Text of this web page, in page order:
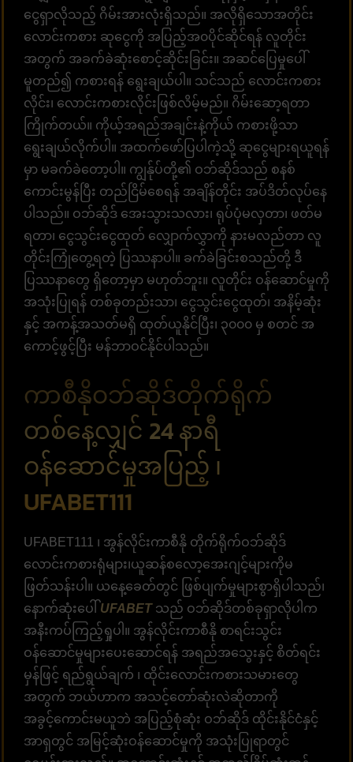
ငွေရှာလိုသည့် ဂိမ်းအားလုံးရှိသည်။ အလိုရှိသောအတိုင်း
လောင်းကစား ဆုငွေကို အပြည့်အ၀ပိုင်ဆိုင်ရန် လူတိုင်း
အတွက် အခက်ခဲဆုံးစောင့်ဆိုင်းခြင်း။ အဆင်ပြေမှုပေါ်
မူတည်၍ ကစားရန် ရွေးချယ်ပါ။ သင်သည် လောင်းကစား
လိုင်း၊ လောင်းကစားလိုင်းဖြစ်လိမ့်မည်။ ဂိမ်းဆော့ရတာ
ကြိုက်တယ်။ ကိုယ့်အရည်အချင်းနဲ့ကိုယ် ကစားဖို့သာ
ရွေးချယ်လိုက်ပါ။ အထက်ဖော်ပြပါကဲ့သို့ ဆုငွေများရယူရန်
မှာ မခက်ခဲတော့ပါ။ ကျွန်ုပ်တို့၏ ဝဘ်ဆိုဒ်သည် စနစ်
ကောင်းမွန်ပြီး တည်ငြိမ်စေရန် အချိန်တိုင်း အပ်ဒိတ်လုပ်နေ
ပါသည်။ ဝဘ်ဆိုဒ် အေးသွားသလား၊ ရုပ်ပုံမလှတာ၊ ဖတ်မ
ရတာ၊ ငွေသွင်းငွေထုတ် လျှောက်လွှာကို နားမလည်တာ လူ
တိုင်းကြုံတွေ့ရတဲ့ ပြဿနာပါ။ ခက်ခဲခြင်းစသည်တို့ ဒီ
ပြဿနာတွေ ရှိတော့မှာ မဟုတ်ဘူး။ လူတိုင်း ဝန်ဆောင်မှုကို
အသုံးပြုရန် တစ်ခုတည်းသာ၊ ငွေသွင်းငွေထုတ်၊ အနိမ့်ဆုံး
နှင့် အကန့်အသတ်မရှိ ထုတ်ယူနိုင်ပြီး၊ ၃၀၀၀ မှ စတင် အ
ကောင့်ဖွင့်ပြီး မန်ဘာဝင်နိုင်ပါသည်။
ကာစီနိုဝဘ်ဆိုဒ်တိုက်ရိုက်
တစ်နေ့လျှင် 24 နာရီ
ဝန်ဆောင်မှုအပြည့် ၊
UFABET111
UFABET111 ၊ အွန်လိုင်းကာစီနို တိုက်ရိုက်ဝဘ်ဆိုဒ်
လောင်းကစားရုံများ၊ယူဆန်စလော့အေးဂျင့်များကိုမ
ဖြတ်သန်းပါ။ ယနေ့ခေတ်တွင် ဖြစ်ပျက်မှုများစွာရှိပါသည်၊
နောက်ဆုံးပေါ် UFABETသည် ဝဘ်ဆိုဒ်တစ်ခုရှာလိုပါက
အနီးကပ်ကြည့်ရှုပါ။ အွန်လိုင်းကာစီနို စာရင်းသွင်း
ဝန်ဆောင်မှုများပေးဆောင်ရန် အရည်အသွေးနှင့် စိတ်ရင်း
မှန်ဖြင့် ရည်ရွယ်ချက် ၊ ထိုင်းလောင်းကစားသမားတွေ
အတွက် ဘယ်ဟာက အသင့်တော်ဆုံးလဲဆိုတာကို
အခွင့်ကောင်းမယူဘဲ အပြည့်စုံဆုံး ဝဘ်ဆိုဒ် ထိုင်းနိုင်ငံနှင့်
အာရှတွင် အမြင့်ဆုံးဝန်ဆောင်မှုကို အသုံးပြုရာတွင်